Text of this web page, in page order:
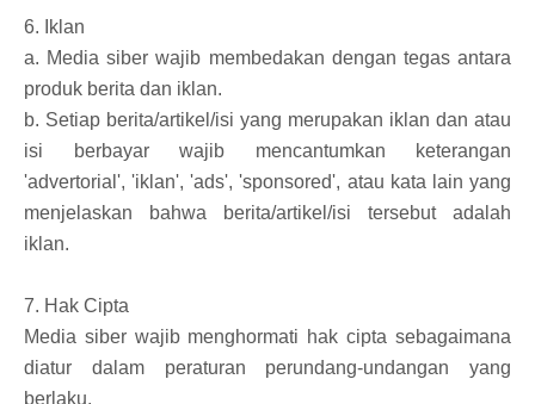
6. Iklan
a. Media siber wajib membedakan dengan tegas antara
produk berita dan iklan.
b. Setiap berita/artikel/isi yang merupakan iklan dan atau
isi berbayar wajib mencantumkan keterangan
'advertorial', 'iklan', 'ads', 'sponsored', atau kata lain yang
menjelaskan bahwa berita/artikel/isi tersebut adalah
iklan.
7. Hak Cipta
Media siber wajib menghormati hak cipta sebagaimana
diatur dalam peraturan perundang-undangan yang
berlaku.